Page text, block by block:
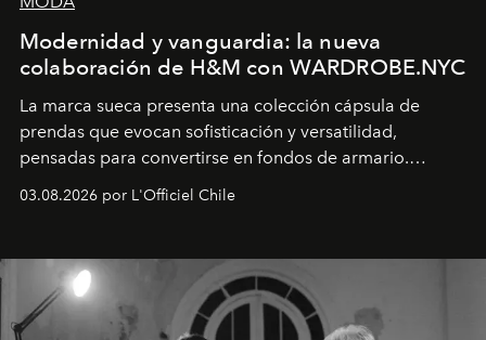
Modernidad y vanguardia: la nueva
colaboración de H&M con WARDROBE.NYC
La marca sueca presenta una colección cápsula de
prendas que evocan sofisticación y versatilidad,
pensadas para convertirse en fondos de armario.
Disponible en Chile desde el 6 de agosto.
03.08.2026 por L'Officiel Chile